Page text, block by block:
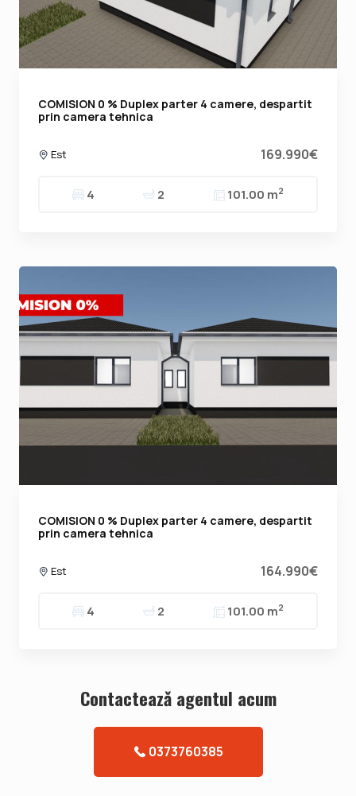
COMISION 0 % Duplex parter 4 camere, despartit
prin camera tehnica
Est 169.990€
4 2 101.00 m2
COMISION 0 % Duplex parter 4 camere, despartit
prin camera tehnica
Est 164.990€
4 2 101.00 m2
Contacteazǎ agentul acum
0373760385